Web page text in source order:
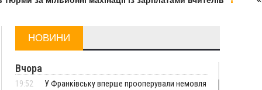
НОВИНИ
Вчора
19:52
У Франківську вперше прооперували немовля